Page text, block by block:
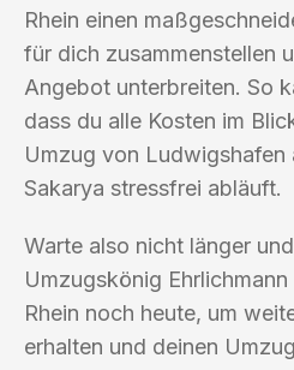
Rhein einen
für dich zusammenstellen
Angebot unterbreiten. So
dass du alle Kosten im
Umzug von Ludwigshafen
Sakarya stressfrei abläuft.
Warte also nicht länger
Umzugskönig
Rhein noch heute, um
erhalten und deinen